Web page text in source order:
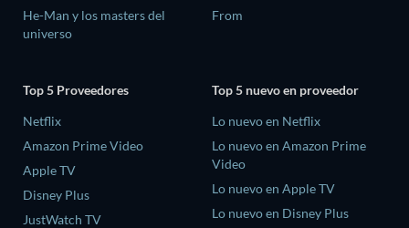
He-Man y los masters del
universo
From
Top 5 Proveedores
Netflix
Amazon Prime Video
Apple TV
Disney Plus
JustWatch TV
Top 5 nuevo en proveedor
Lo nuevo en Netflix
Lo nuevo en Amazon Prime
Video
Lo nuevo en Apple TV
Lo nuevo en Disney Plus